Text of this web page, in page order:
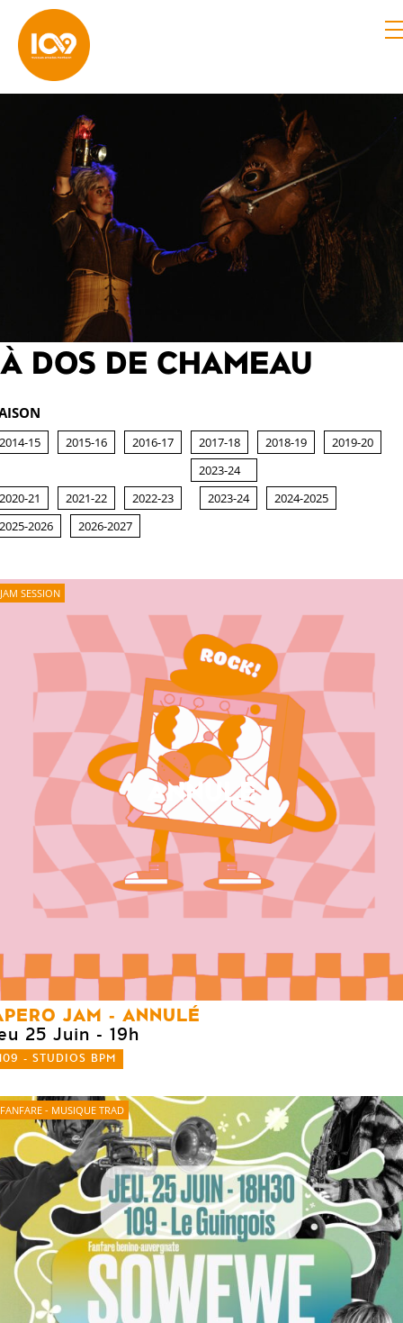
À DOS DE CHAMEAU
2014-15 2015-16 2016-17 2017-18 2018-19 2019-20
2020-21 2021-22 2022-23
2023-24
2023-24
2024-2025
2025-2026
2026-2027
JAM SESSION
ANNULÉ
JAM - ANNULÉ
25 Juin - 19h
- STUDIOS BPM
FANFARE - MUSIQUE TRAD